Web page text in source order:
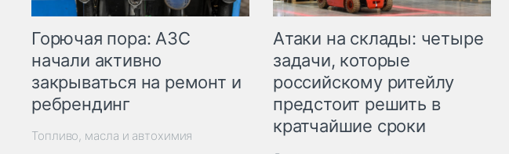
Горючая пора: АЗС
начали активно
закрываться на ремонт и
ребрендинг
Топливо, масла и автохимия
Атаки на склады: четыре
задачи, которые
российскому ритейлу
предстоит решить в
кратчайшие сроки